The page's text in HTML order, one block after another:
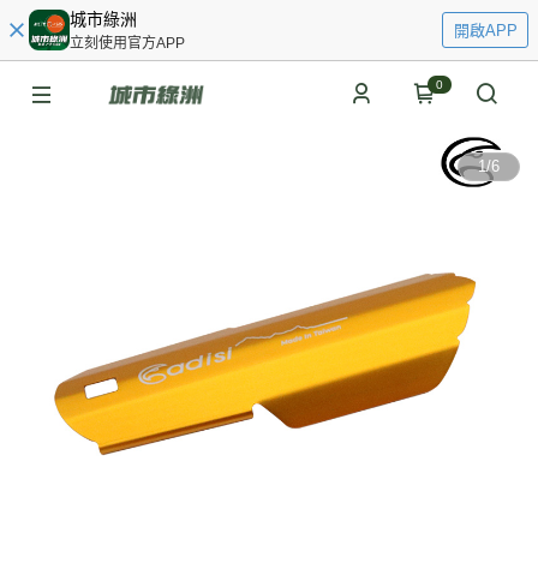
城市綠洲
立刻使用官方APP
開啟APP
0
1/6